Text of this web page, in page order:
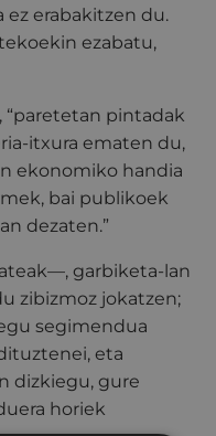
ez erabakitzen du.
ezabatu,
“paretetan pintadak
itxura ematen du,
ekonomiko handia
bai publikoek
dezaten.”
garbiketa-lan
zibizmoz jokatzen;
segimendua
eta
dizkiegu, gure
horiek